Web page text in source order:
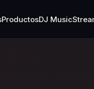
ProductosDJ Music